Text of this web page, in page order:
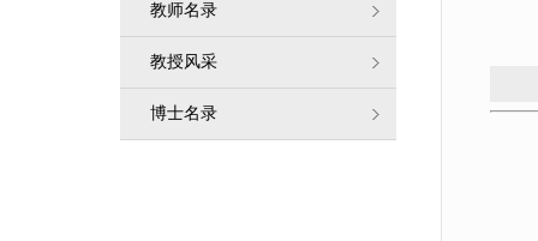
教师名录
教授风采
博士名录